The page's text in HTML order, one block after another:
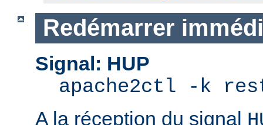
Redémarrer
Signal: HUP
apache2ctl -k
A la réception du signal